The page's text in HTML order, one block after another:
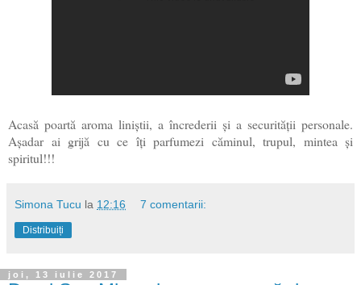
Acasă poartă aroma liniștii, a încrederii și a securității personale.
Așadar ai grijă cu ce îți parfumezi căminul, trupul, mintea și
spiritul!!!
Simona Tucu la 12:16 7 comentarii:
Distribuiți
joi, 13 iulie 2017